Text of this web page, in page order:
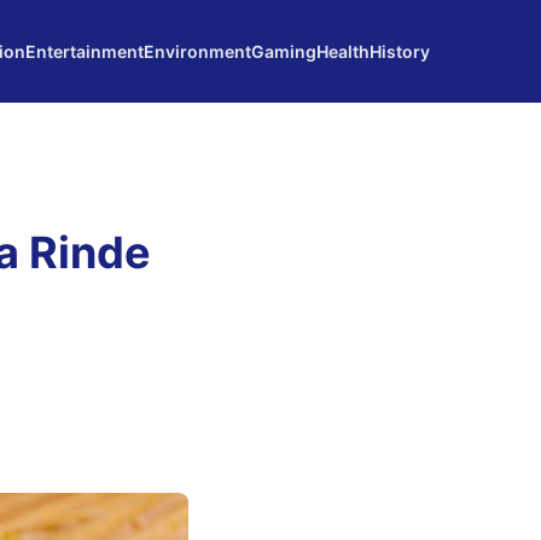
EntertainmentEnvironmentGamingHealthHistory
Rinde